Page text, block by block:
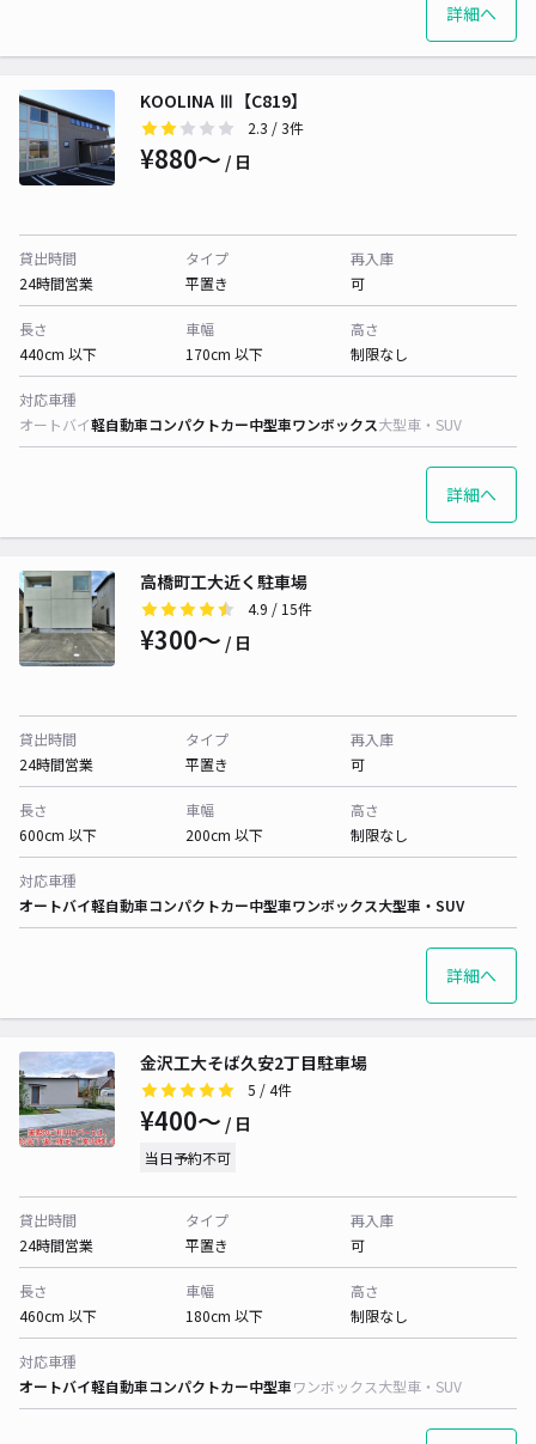
詳細へ
KOOLINA Ⅲ【C819】
2.3 / 3件
¥880〜 / 日
貸出時間
24時間営業
タイプ
平置き
再入庫
可
長さ
440cm 以下
車幅
170cm 以下
高さ
制限なし
対応車種
オートバイ軽自動車コンパクトカー中型車ワンボックス大型車・SUV
詳細へ
高橋町工大近く駐車場
4.9 / 15件
¥300〜 / 日
貸出時間
24時間営業
タイプ
平置き
再入庫
可
長さ
600cm 以下
車幅
200cm 以下
高さ
制限なし
対応車種
オートバイ軽自動車コンパクトカー中型車ワンボックス大型車・SUV
詳細へ
金沢工大そば久安2丁目駐車場
5 / 4件
¥400〜 / 日
当日予約不可
貸出時間
24時間営業
タイプ
平置き
再入庫
可
長さ
460cm 以下
車幅
180cm 以下
高さ
制限なし
対応車種
オートバイ軽自動車コンパクトカー中型車ワンボックス大型車・SUV